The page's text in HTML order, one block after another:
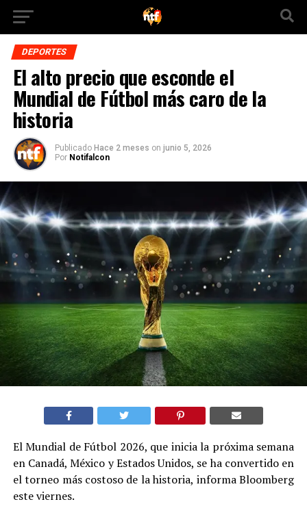
DEPORTES
El alto precio que esconde el
Mundial de Fútbol más caro de la
historia
Publicado Hace 2 meses on junio 5, 2026
Por Notifalcon
El Mundial de Fútbol 2026, que inicia la próxima semana
en Canadá, México y Estados Unidos, se ha convertido en
el torneo más costoso de la historia, informa Bloomberg
este viernes.